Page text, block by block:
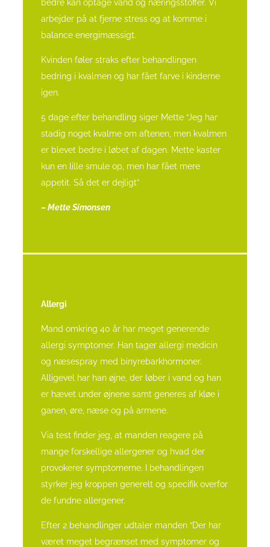
bedre kan optage vand og næringsstoffer. Vi
arbejder på at fjerne stress og at komme i
balance energimæssigt.
Kvinden føler straks efter behandlingen
bedring i kvalmen og har fået farve i kinderne
igen.
5 dage efter behandling siger Mette “Jeg har
stadig noget kvalme om aftenen, men kvalmen
er blevet bedre i løbet af dagen. Mette kaster
kun en lille smule op, men har fået mere
appetit. Så det er dejligt”
– Mette Simonsen
Allergi
Mand omkring 40 år har meget generende
allergi symptomer. Han tager allergi medicin
og næsespray med binyrebarkhormoner.
Alligevel har han øjne, der løber i vand og han
er hævet under øjnene samt generes af kløe i
ganen, øre, næse og på armene.
Via test finder jeg, at manden reagere på
mange forskellige allergener og hvad der
provokerer symptomerne. I behandlingen
styrker jeg kroppen generelt og specifik overfor
de fundne allergener.
Efter 2 behandlinger udtaler manden “Der har
været meget begrænset med symptomer og